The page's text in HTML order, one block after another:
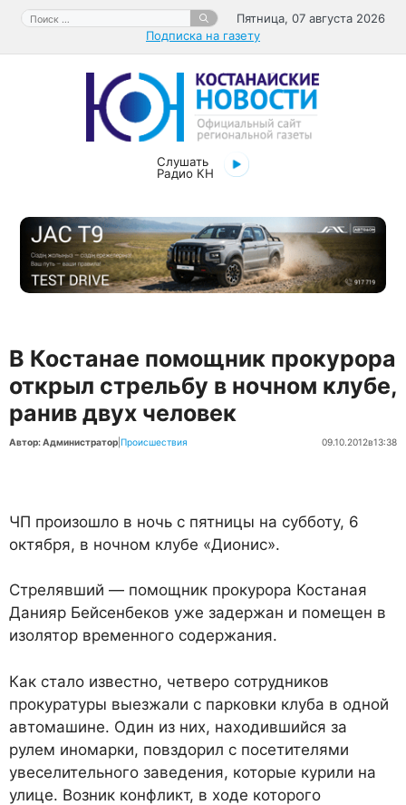
Перейти
содержимому
Поиск:
Пятница, 07 августа 2026
Подписка на газету
Слушать
Радио КН
В Костанае помощник прокурора
открыл стрельбу в ночном клубе,
ранив двух человек
Автор: Администратор Происшествия 09.10.2012в13:38
ЧП произошло в ночь с пятницы на субботу, 6
октября, в ночном клубе «Дионис».
Стрелявший — помощник прокурора Костаная
Данияр Бейсенбеков уже задержан и помещен в
изолятор временного содержания.
Как стало известно, четверо сотрудников
прокуратуры выезжали с парковки клуба в одной
автомашине. Один из них, находившийся за
рулем иномарки, повздорил с посетителями
увеселительного заведения, которые курили на
улице. Возник конфликт, в ходе которого